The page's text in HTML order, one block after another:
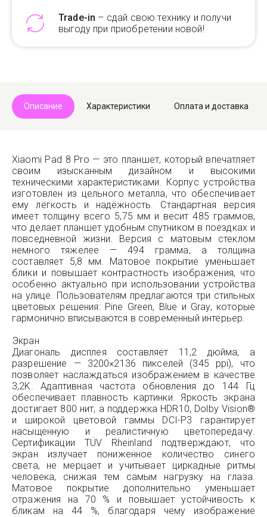
Trade-in – сдай свою технику и получи
выгоду при приобретении новой!
Описание Характеристики Оплата и доставка
Xiaomi Pad 8 Pro — это планшет, который впечатляет
своим изысканным дизайном и высокими
техническими характеристиками. Корпус устройства
изготовлен из цельного металла, что обеспечивает
ему лёгкость и надёжность. Стандартная версия
имеет толщину всего 5,75 мм и весит 485 граммов,
что делает планшет удобным спутником в поездках и
повседневной жизни. Версия с матовым стеклом
немного тяжелее — 494 грамма, а толщина
составляет 5,8 мм. Матовое покрытие уменьшает
блики и повышает контрастность изображения, что
особенно актуально при использовании устройства
на улице. Пользователям предлагаются три стильных
цветовых решения: Pine Green, Blue и Gray, которые
гармонично вписываются в современный интерьер.
Экран
Диагональ дисплея составляет 11,2 дюйма, а
разрешение — 3200×2136 пикселей (345 ppi), что
позволяет наслаждаться изображением в качестве
3,2K. Адаптивная частота обновления до 144 Гц
обеспечивает плавность картинки. Яркость экрана
достигает 800 нит, а поддержка HDR10, Dolby Vision®
и широкой цветовой гаммы DCI-P3 гарантирует
насыщенную и реалистичную цветопередачу.
Сертификации TÜV Rheinland подтверждают, что
экран излучает пониженное количество синего
света, не мерцает и учитывает циркадные ритмы
человека, снижая тем самым нагрузку на глаза.
Матовое покрытие дополнительно уменьшает
отражения на 70 % и повышает устойчивость к
бликам на 44 %, благодаря чему изображение